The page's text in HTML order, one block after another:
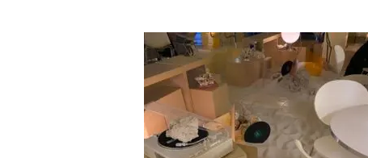
K Village韓国留学
無料体験レッスン